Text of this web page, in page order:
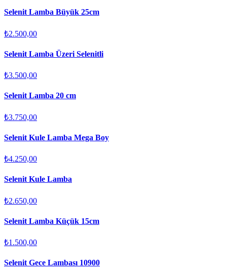
Selenit Lamba Büyük 25cm
₺2.500,00
Selenit Lamba Üzeri Selenitli
₺3.500,00
Selenit Lamba 20 cm
₺3.750,00
Selenit Kule Lamba Mega Boy
₺4.250,00
Selenit Kule Lamba
₺2.650,00
Selenit Lamba Küçük 15cm
₺1.500,00
Selenit Gece Lambası 10900